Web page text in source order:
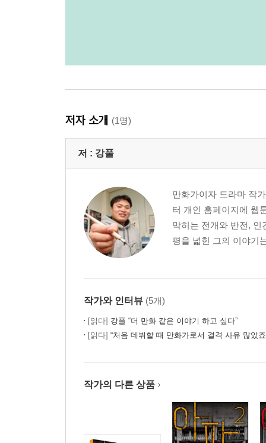
저자 소개 (1명)
저 : 강풀
만화가이자 드라마 작
터 개인 홈페이지에 웹
막히는 전개와 반전,
평을 넓힌 그의 이야기
작가와 인터뷰 (5개)
[읽다] 강풀 “더 만화 같은 이야기 하고 싶다”
[읽다] “처음 데뷔할 때 만화가로서 결격 사유 많았
작가의 다른 상품